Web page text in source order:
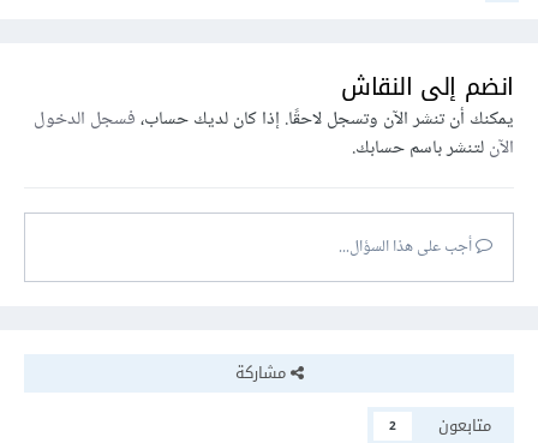
انضم إلى النقاش
يمكنك أن تنشر الآن وتسجل لاحقًا. إذا كان لديك حساب،فسجل الدخول
الآنلتنشر باسم حسابك.
أجب على هذا السؤال...
مشاركة
متابعون
2